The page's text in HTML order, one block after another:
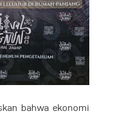
bahwa ekonomi